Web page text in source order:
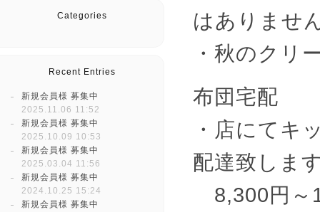
はありませ
・秋のクリ
布団宅配
・店にてキ
配達致しま
8,300円～
Categories
Recent Entries
新規会員様 募集中
2025.11.06 11:52
新規会員様 募集中
2025.10.09 10:53
新規会員様 募集中
2025.03.04 11:56
新規会員様 募集中
2024.10.25 15:24
新規会員様 募集中